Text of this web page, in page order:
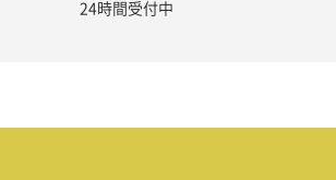
24時間受付中